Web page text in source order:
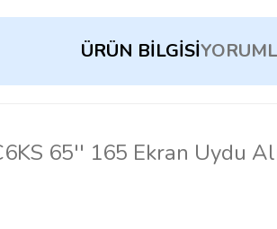
ÜRÜN BILGISI
65'' 165 Ekran Uydu